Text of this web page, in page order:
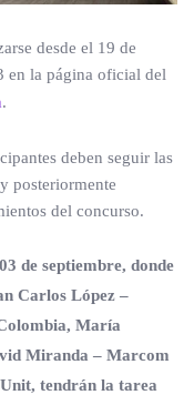
desde el 19 de
en la página oficial del
.
deben seguir las
posteriormente
del concurso.
de septiembre, donde
Carlos López –
María
Miranda – Marcom
tendrán la tarea